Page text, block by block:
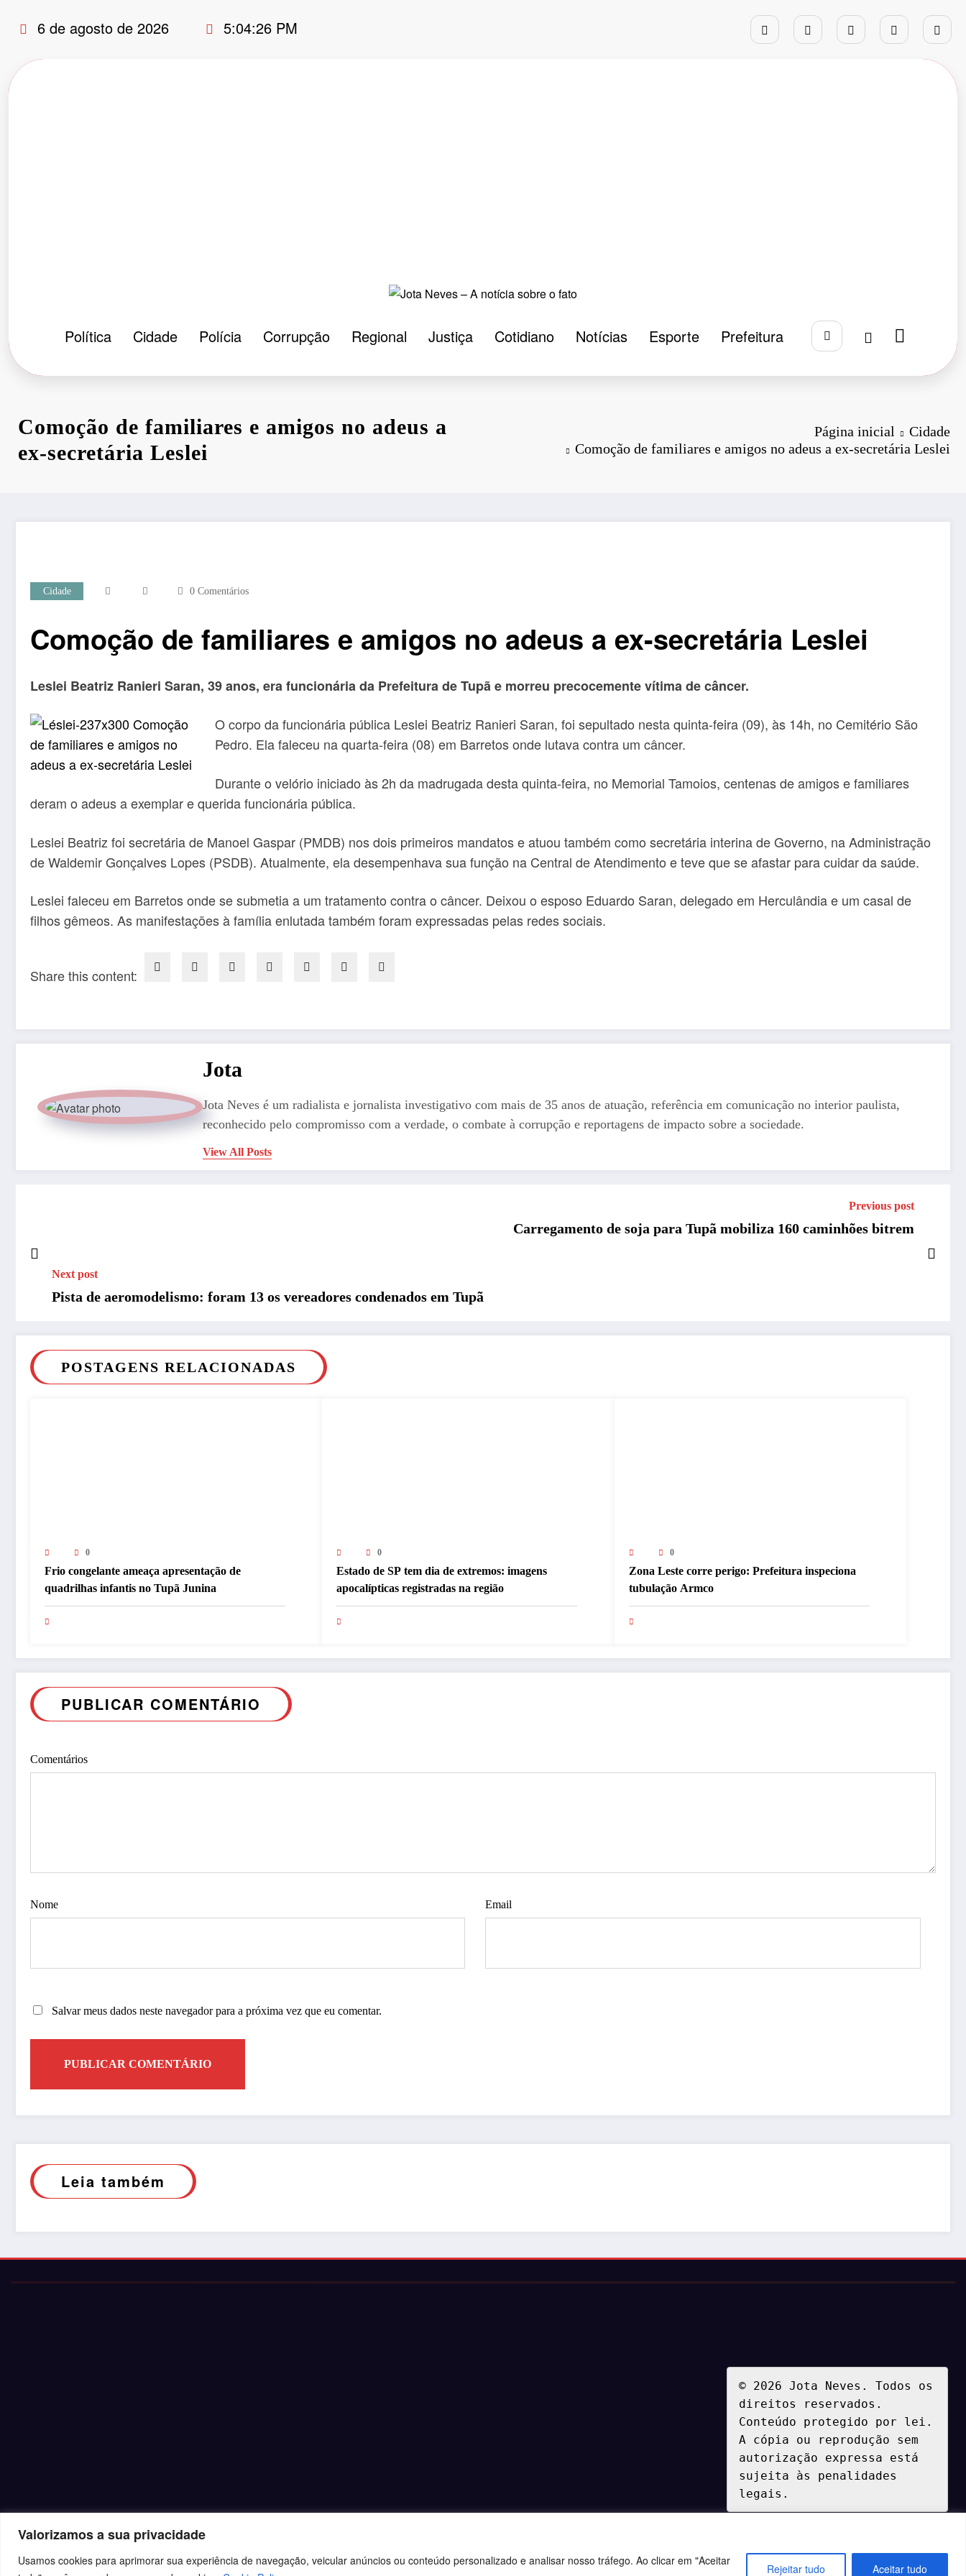
Valorizamos a sua privacidade
Usamos cookies para aprimorar sua experiência de navegação, veicular anúncios ou conteúdo personalizado e analisar nosso tráfego. Ao clicar em "Aceitar
Rejeitar tudo Aceitar tudo
para
conteúdo
6 de agosto de 2026 5:04:26 PM
Política Cidade Polícia Corrupção Regional Justiça Cotidiano Notícias Esporte Prefeitura
Comoção de familiares e amigos no adeus a
ex-secretária Leslei
Página inicial
Cidade
Comoção de familiares e amigos no adeus a ex-secretária Leslei
Cidade 0 Comentários
Comoção de familiares e amigos no adeus a ex-secretária Leslei
Leslei Beatriz Ranieri Saran, 39 anos, era funcionária da Prefeitura de Tupã e morreu precocemente vítima de câncer.
O corpo da funcionária pública Leslei Beatriz Ranieri Saran, foi sepultado nesta quinta-feira (09), às 14h, no Cemitério São
Pedro. Ela faleceu na quarta-feira (08) em Barretos onde lutava contra um câncer.
Durante o velório iniciado às 2h da madrugada desta quinta-feira, no Memorial Tamoios, centenas de amigos e familiares
deram o adeus a exemplar e querida funcionária pública.
Leslei Beatriz foi secretária de Manoel Gaspar (PMDB) nos dois primeiros mandatos e atuou também como secretária interina de Governo, na Administração
de Waldemir Gonçalves Lopes (PSDB). Atualmente, ela desempenhava sua função na Central de Atendimento e teve que se afastar para cuidar da saúde.
Leslei faleceu em Barretos onde se submetia a um tratamento contra o câncer. Deixou o esposo Eduardo Saran, delegado em Herculândia e um casal de
filhos gêmeos. As manifestações à família enlutada também foram expressadas pelas redes sociais.
Share this content:
Jota
Jota Neves é um radialista e jornalista investigativo com mais de 35 anos de atuação, referência em comunicação no interior paulista,
reconhecido pelo compromisso com a verdade, o combate à corrupção e reportagens de impacto sobre a sociedade.
View All Posts
Previous post
Carregamento de soja para Tupã mobiliza 160 caminhões bitrem
Next post
Pista de aeromodelismo: foram 13 os vereadores condenados em Tupã
POSTAGENS RELACIONADAS
0
Frio congelante ameaça apresentação de
quadrilhas infantis no Tupã Junina
0
Estado de SP tem dia de extremos: imagens
apocalípticas registradas na região
0
Zona Leste corre perigo: Prefeitura inspeciona
tubulação Armco
PUBLICAR COMENTÁRIO
Comentários
Nome Email
Salvar meus dados neste navegador para a próxima vez que eu comentar.
Leia também
© 2026 Jota Neves. Todos os
direitos reservados.
Conteúdo protegido por lei.
A cópia ou reprodução sem
autorização expressa está
sujeita às penalidades
legais.